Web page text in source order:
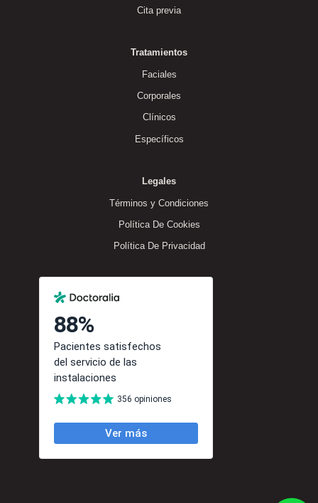
Cita previa
Tratamientos
Faciales
Corporales
Clínicos
Específicos
Legales
Términos y Condiciones
Política De Cookies
Política De Privacidad